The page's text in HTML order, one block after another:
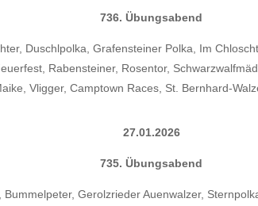
736. Übungsabend
Duschlpolka, Grafensteiner Polka, Im
Rabensteiner, Rosentor,
Vligger, Camptown Races, St. Bernhard-
27.01.2026
735. Übungsabend
Bummelpeter, Gerolzrieder Auenwalzer,